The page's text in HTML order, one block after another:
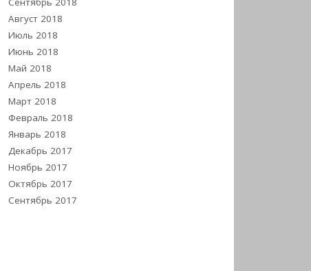
Август 2018
Июль 2018
Июнь 2018
Май 2018
Апрель 2018
Март 2018
Февраль 2018
Январь 2018
Декабрь 2017
Ноябрь 2017
Октябрь 2017
Сентябрь 2017